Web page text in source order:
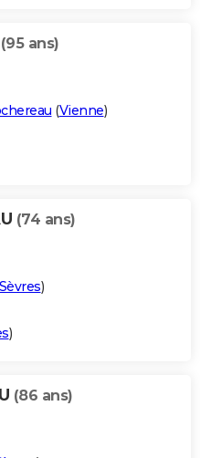
(95 ans)
(Vienne)
(74 ans)
)
)
(86 ans)